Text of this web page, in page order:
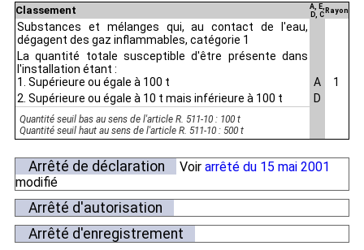
Classement
A, E,
D, C Rayon
Substances et mélanges qui, au contact de l'eau,
dégagent des gaz inflammables, catégorie 1
La quantité totale susceptible d'être présente dans
l'installation étant :
1. Supérieure ou égale à 100 t
A
1
2. Supérieure ou égale à 10 t mais inférieure à 100 t
D
Quantité seuil bas au sens de l'article R. 511-10 : 100 t
Quantité seuil haut au sens de l'article R. 511-10 : 500 t
Arrêté de déclaration Voir arrêté du 15 mai 2001
modifié
Arrêté d'autorisation
Arrêté d'enregistrement